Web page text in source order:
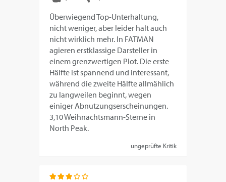
Überwiegend Top-Unterhaltung,
nicht weniger, aber leider halt auch
nicht wirklich mehr. In FATMAN
agieren erstklassige Darsteller in
einem grenzwertigen Plot. Die erste
Hälfte ist spannend und interessant,
während die zweite Hälfte allmählich
zu langweilen beginnt, wegen
einiger Abnutzungserscheinungen.
3,10 Weihnachtsmann-Sterne in
North Peak.
ungeprüfte Kritik